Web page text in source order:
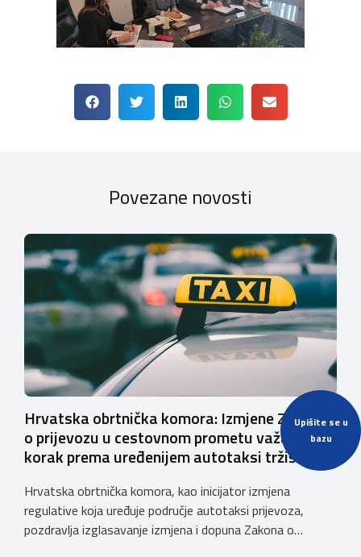
Upišite se u
bazu
Povezane novosti
Hrvatska obrtnička komora: Izmjene Zakona
o prijevozu u cestovnom prometu važan su
korak prema uređenijem autotaksi tržištu
Hrvatska obrtnička komora, kao inicijator izmjena
regulative koja uređuje područje autotaksi prijevoza,
pozdravlja izglasavanje izmjena i dopuna Zakona o